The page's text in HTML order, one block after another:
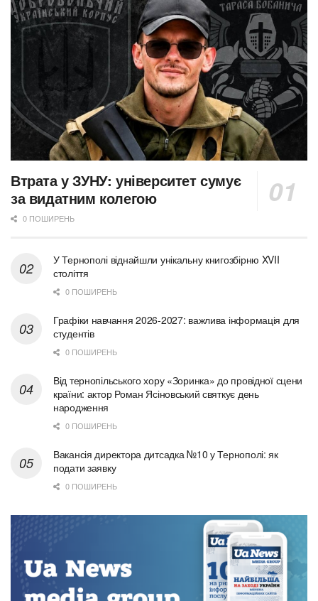
Втрата у ЗУНУ: університет сумує
за видатним колегою
0 ПОШИРЕНЬ
У Тернополі віднайшли унікальну книгозбірню XVII
століття
0 ПОШИРЕНЬ
Графіки навчання 2026-2027: важлива інформація для
студентів
0 ПОШИРЕНЬ
Від тернопільського хору «Зоринка» до провідної сцени
країни: актор Роман Ясіновський святкує день
народження
0 ПОШИРЕНЬ
Вакансія директора дитсадка №10 у Тернополі: як
подати заявку
0 ПОШИРЕНЬ